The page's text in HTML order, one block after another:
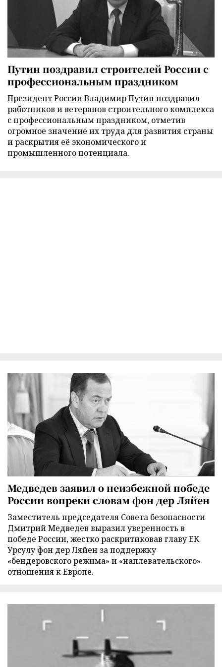
Путин поздравил строителей России с
профессиональным праздником
Президент России Владимир Путин поздравил
работников и ветеранов строительного комплекса
с профессиональным праздником, отметив
огромное значение их труда для развития страны
и раскрытия её экономического и
промышленного потенциала.
Медведев заявил о неизбежной победе
России вопреки словам фон дер Ляйен
Заместитель председателя Совета безопасности
Дмитрий Медведев выразил уверенность в
победе России, жестко раскритиковав главу ЕК
Урсулу фон дер Ляйен за поддержку
«бендеровского режима» и «наплевательского»
отношения к Европе.